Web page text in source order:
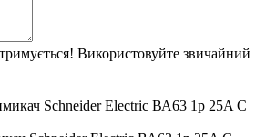
Використовуйте звичайний